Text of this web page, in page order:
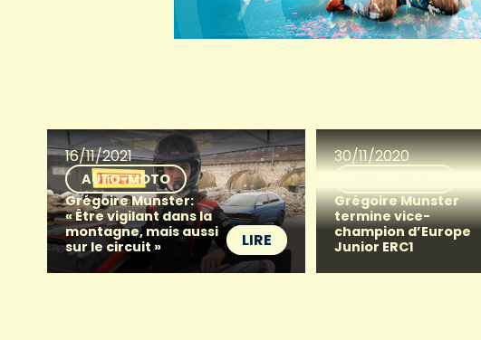
16/11/2021
AUTO-MOTO
Grégoire Munster:
« Être vigilant dans la
montagne, mais aussi
sur le circuit »
LIRE
30/11/2020
Grégoire Munster
termine vice-
champion d’Europe
Junior ERC1